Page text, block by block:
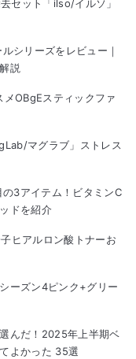
セット「ilso/イルソ」
シリーズをレビュー｜
説
メOBgEスティックファ
マグラブ」ストレス
の3アイテム！ビタミンC
ドを紹介
ヒアルロン酸トナーお
ーズン4ピンク+グリー
んだ！2025年上半期ベ
よかった 35選